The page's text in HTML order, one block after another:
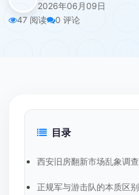
2026年06月09日
47 阅读
0 评论
目录
西安旧房翻新市场乱象调查
正规军与游击队的本质区别